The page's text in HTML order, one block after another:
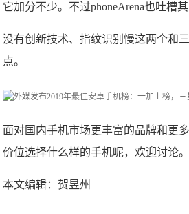
它加分不少。不过phoneArena也吐槽
没有创新技术、指纹识别慢这两个和
点。
面对国内手机市场更丰富的品牌和更
价位选择什么样的手机呢，欢迎讨论。
本文编辑：贺昱州